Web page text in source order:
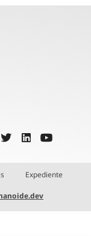
Expediente